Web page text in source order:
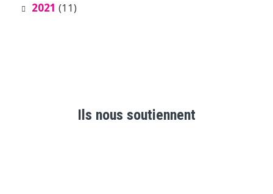
2021 (11)
Ils nous soutiennent